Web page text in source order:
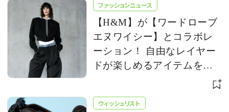
ファッションニュース
【H&M】が【ワードローブ
エヌワイシー】とコラボレ
ーション！ 自由なレイヤー
ドが楽しめるアイテムを発
ウィッシュリスト